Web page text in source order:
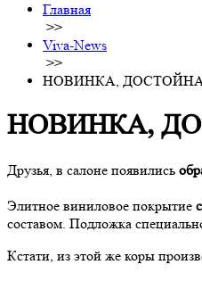
Главная
>>
Viva-News
>>
НОВИНКА,
НОВИНКА,
Друзья, в салоне появились
Элитное виниловое покрытие
составом. Подложка
Кстати, из этой же коры